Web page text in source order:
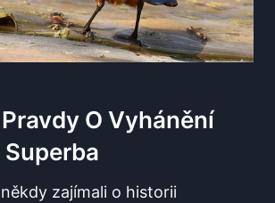
O Vyhánění
zajímali o historii